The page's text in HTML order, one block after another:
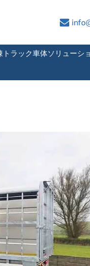
トラック車体ソリューシ